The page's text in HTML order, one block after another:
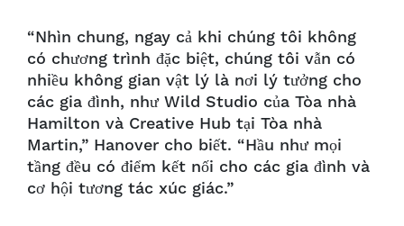
“Nhìn chung, ngay cả khi chúng tôi không
có chương trình đặc biệt, chúng tôi vẫn có
nhiều không gian vật lý là nơi lý tưởng cho
các gia đình, như Wild Studio của Tòa nhà
Hamilton và Creative Hub tại Tòa nhà
Martin,” Hanover cho biết. “Hầu như mọi
tầng đều có điểm kết nối cho các gia đình và
cơ hội tương tác xúc giác.”